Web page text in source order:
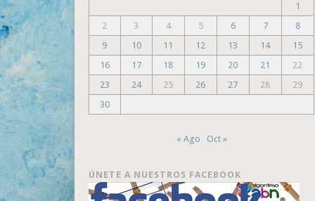
1
2
3 4 5 6 7
8
9
10 11 12 13 14
15
16
17 18 19 20 21
22
23
24 25 26 27 28
29
30
« Ago Oct »
ÚNETE A NUESTROS FACEBOOK